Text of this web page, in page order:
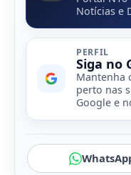
Notícias e
PERFIL
Siga no
Mantenha
perto nas
Google e